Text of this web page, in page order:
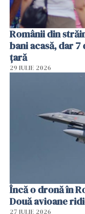
Românii din
bani acasă, dar
țară
29 IULIE 2026
Încă o dronă în
Două avioane
27 IULIE 2026